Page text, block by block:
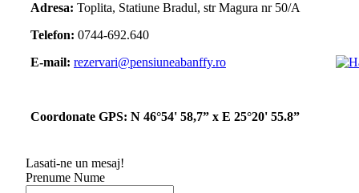
Adresa: Toplita, Statiune Bradul, str Magura nr 50/A
Telefon: 0744-692.640
E-mail: rezervari@pensiuneabanffy.ro
Coordonate GPS: N 46°54' 58,7” x E 25°20' 55.8”
Lasati-ne un mesaj!
Prenume Nume